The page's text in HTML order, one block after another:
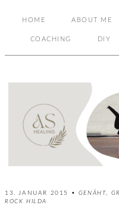
HOME ABOUT ME
COACHING DIY
13. JANUAR 2015 • GENÄHT
ROCK HILDA